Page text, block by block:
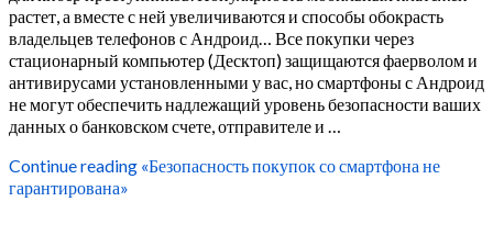
растет, а вместе с ней увеличиваются и способы обокрасть
владельцев телефонов с Андроид… Все покупки через
стационарный компьютер (Десктоп) защищаются фаерволом и
антивирусами установленными у вас, но смартфоны с Андроид
не могут обеспечить надлежащий уровень безопасности ваших
данных о банковском счете, отправителе и …
Continue reading «Безопасность покупок со смартфона не
гарантирована»